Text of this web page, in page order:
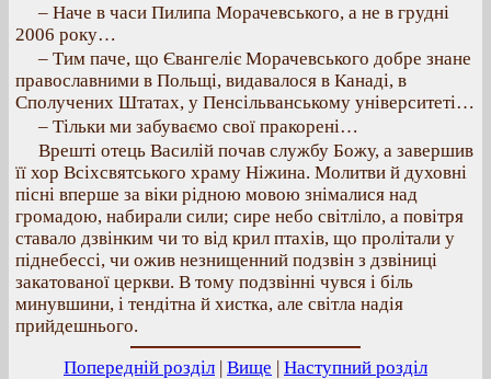
– Наче в часи Пилипа Морачевського, а не в грудні
2006 року…
– Тим паче, що Євангеліє Морачевського добре знане
православними в Польщі, видавалося в Канаді, в
Сполучених Штатах, у Пенсільванському університеті…
– Тільки ми забуваємо свої пракорені…
Врешті отець Василій почав службу Божу, а завершив
її хор Всіхсвятського храму Ніжина. Молитви й духовні
пісні вперше за віки рідною мовою знімалися над
громадою, набирали сили; сире небо світліло, а повітря
ставало дзвінким чи то від крил птахів, що пролітали у
піднебессі, чи ожив незнищенний подзвін з дзвіниці
закатованої церкви. В тому подзвінні чувся і біль
минувшини, і тендітна й хистка, але світла надія
прийдешнього.
Попередній розділ | Вище | Наступний розділ